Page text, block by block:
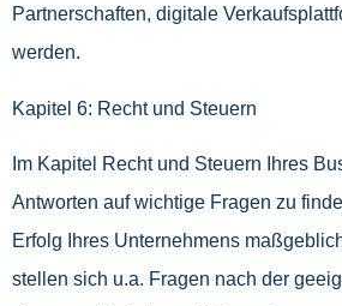
Partnerschaften, digitale
werden.
Kapitel 6: Recht und Steuern
Im Kapitel Recht und Steuern Ihres
Antworten auf wichtige Fragen zu
Erfolg Ihres Unternehmens
stellen sich u.a. Fragen nach der